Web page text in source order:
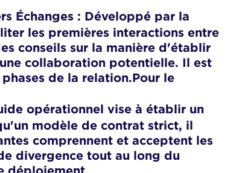
Échanges : Développé par la
les premières interactions entre
conseils sur la manière d'établir
collaboration potentielle. Il est
de la relation.Pour le
opérationnel vise à établir un
modèle de contrat strict, il
comprennent et acceptent les
divergence tout au long du